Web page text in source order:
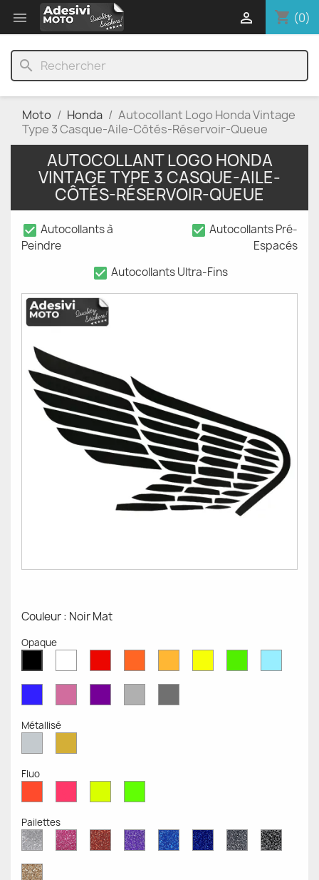
 shopping_cart (0)

search
Moto Honda
Autocollant Logo Honda Vintage
Type 3 Casque-Aile-Côtés-Réservoir-Queue
AUTOCOLLANT LOGO HONDA
VINTAGE TYPE 3 CASQUE-AILE-
CÔTÉS-RÉSERVOIR-QUEUE
check_box Autocollants à
Peindre
check_box Autocollants Pré-
Espacés
check_box Autocollants Ultra-Fins
Couleur : Noir Mat
Opaque
Mat
Mat
Mat
Mat
Mate
OpaqueMat
Opaque
Mat
Mat
Mat
Clair
Foncé
Métallisé
MétalliséMétallique
Fluo
Fluo
Fluo
Fluo
Fluo
Pailettes
Diamant
Scintillant
Paillettes
Roses
Paillettes
Rouges
Paillettes
Violettes
Saphir
Bleu
Paillettes
Bleu
Gris
PailletéNoires
Paillettes